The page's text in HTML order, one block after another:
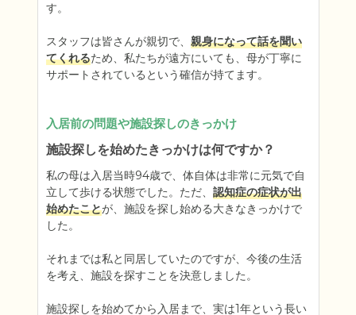
す。
スタッフは皆さんが親切で、 親身になって話を聞い
てくれるため、私たちが遠方にいても、母が丁寧に
サポートされているという確信が持てます。
入居前の問題や施設探しのきっかけ
施設探しを始めたきっかけは何ですか？
私の母は入居当時94歳で、体自体は非常に元気で自
立して歩ける状態でした。ただ、 認知症の症状が出
始めたことが、施設を探し始める大きなきっかけで
した。
それまでは私と同居していたのですが、今後の生活
を考え、施設を探すことを決意しました。
施設探しを始めてから入居まで、実は1年という長い